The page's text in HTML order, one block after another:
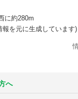
に約280m
報を元に生成しています)
へ